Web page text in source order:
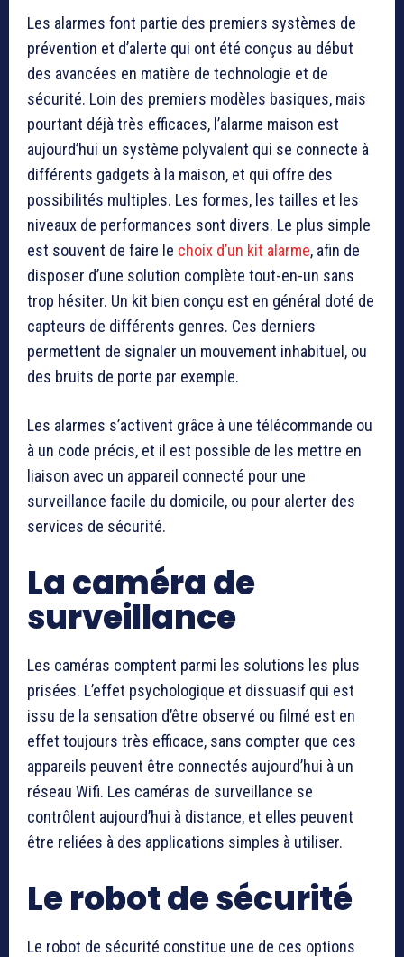
Les alarmes font partie des premiers systèmes de
prévention et d’alerte qui ont été conçus au début
des avancées en matière de technologie et de
sécurité. Loin des premiers modèles basiques, mais
pourtant déjà très efficaces, l’alarme maison est
aujourd’hui un système polyvalent qui se connecte à
différents gadgets à la maison, et qui offre des
possibilités multiples. Les formes, les tailles et les
niveaux de performances sont divers. Le plus simple
est souvent de faire le choix d’un kit alarme, afin de
disposer d’une solution complète tout-en-un sans
trop hésiter. Un kit bien conçu est en général doté de
capteurs de différents genres. Ces derniers
permettent de signaler un mouvement inhabituel, ou
des bruits de porte par exemple.
Les alarmes s’activent grâce à une télécommande ou
à un code précis, et il est possible de les mettre en
liaison avec un appareil connecté pour une
surveillance facile du domicile, ou pour alerter des
services de sécurité.
La caméra de
surveillance
Les caméras comptent parmi les solutions les plus
prisées. L’effet psychologique et dissuasif qui est
issu de la sensation d’être observé ou filmé est en
effet toujours très efficace, sans compter que ces
appareils peuvent être connectés aujourd’hui à un
réseau Wifi. Les caméras de surveillance se
contrôlent aujourd’hui à distance, et elles peuvent
être reliées à des applications simples à utiliser.
Le robot de sécurité
Le robot de sécurité constitue une de ces options